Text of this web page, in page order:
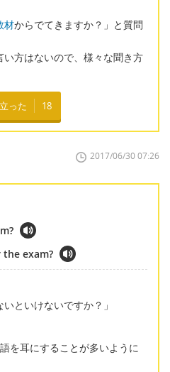
材からでてきますか？」と質問
い方はないので、様々な聞き方
った 18
2017/06/30 07:26
exam?
といけないですか？」
を耳にすることが多いように